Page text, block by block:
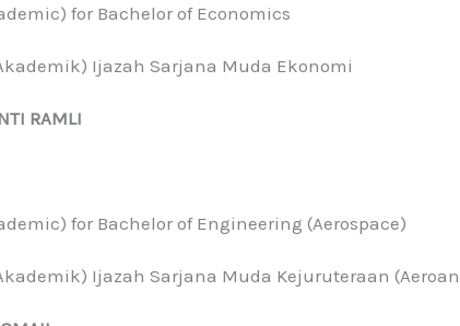
for Bachelor of Economics
Ijazah Sarjana Muda Ekonomi
RAMLI
for Bachelor of Engineering (Aerospace)
Ijazah Sarjana Muda Kejuruteraan